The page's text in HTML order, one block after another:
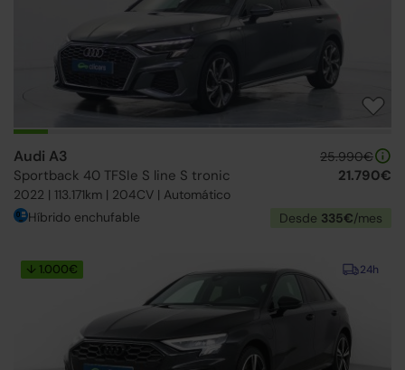
Audi A3
Sportback 40 TFSIe S line S tronic
2022 | 113.171km | 204CV | Automático
25.990€
21.790€
Híbrido enchufable Desde 335€/mes
24h
↓ 1.000€